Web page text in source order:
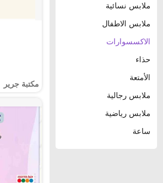
ملابس نسائية
ملابس الاطفال
الاكسسوارات
حذاء
الأمتعة
ملابس رجالية
ملابس رياضية
ساعة
مكتبة جرير